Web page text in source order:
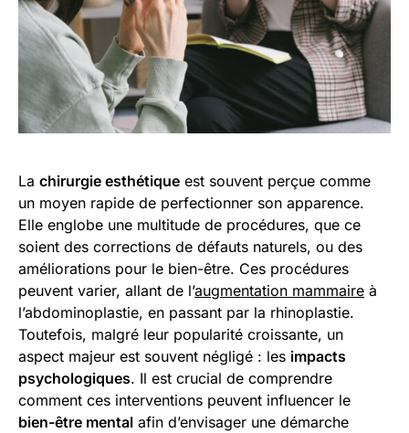
La chirurgie esthétique est souvent perçue comme
un moyen rapide de perfectionner son apparence.
Elle englobe une multitude de procédures, que ce
soient des corrections de défauts naturels, ou des
améliorations pour le bien-être. Ces procédures
peuvent varier, allant de l’augmentation mammaire à
l’abdominoplastie, en passant par la rhinoplastie.
Toutefois, malgré leur popularité croissante, un
aspect majeur est souvent négligé : les impacts
psychologiques. Il est crucial de comprendre
comment ces interventions peuvent influencer le
bien-être mental afin d’envisager une démarche